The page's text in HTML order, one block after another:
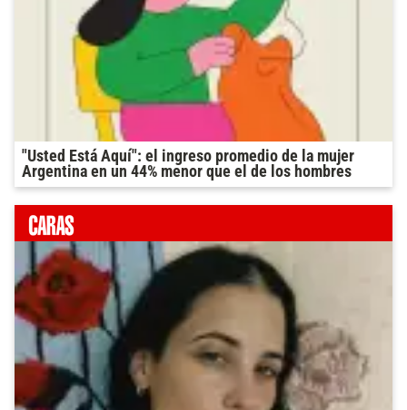
"Usted Está Aquí": el ingreso promedio de la mujer
Argentina en un 44% menor que el de los hombres